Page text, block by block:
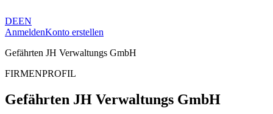
DEEN
AnmeldenKonto erstellen
Gefährten JH Verwaltungs GmbH
FIRMENPROFIL
Gefährten JH Verwaltungs GmbH